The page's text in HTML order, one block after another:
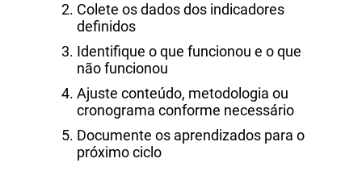
Colete os dados dos indicadores
definidos
Identifique o que funcionou e o que
não funcionou
Ajuste conteúdo, metodologia ou
cronograma conforme necessário
Documente os aprendizados para o
próximo ciclo